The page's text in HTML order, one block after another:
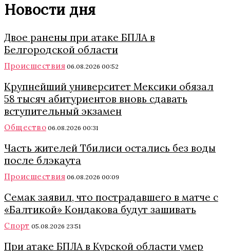
Новости дня
Двое ранены при атаке БПЛА в
Белгородской области
Происшествия 06.08.2026 00:52
Крупнейший университет Мексики обязал
58 тысяч абитуриентов вновь сдавать
вступительный экзамен
Общество 06.08.2026 00:31
Часть жителей Тбилиси остались без воды
после блэкаута
Происшествия 06.08.2026 00:09
Семак заявил, что пострадавшего в матче с
«Балтикой» Кондакова будут зашивать
Спорт 05.08.2026 23:51
При атаке БПЛА в Курской области умер